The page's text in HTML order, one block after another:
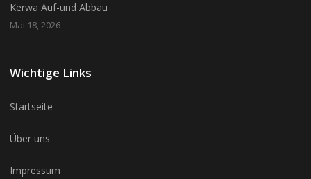
Kerwa Auf-und Abbau
Mai 18, 2026
Wichtige Links
Startseite
Über uns
Impressum